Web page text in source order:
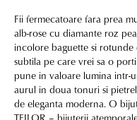
Fii fermecatoare fara prea
alb-rose cu diamante roz
incolore baguette si rotunde
subtila pe care vrei sa o
pune in valoare lumina intr-
aurul in doua tonuri si
de eleganta moderna. O
TEILOR – bijuterii